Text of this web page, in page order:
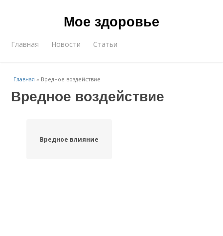
Мое здоровье
Главная Новости Статьи
Главная » Вредное воздействие
Вредное воздействие
Вредное влияние